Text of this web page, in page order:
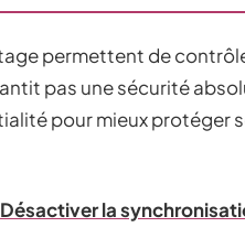
permettent de
pas une sécurité
pour mieux protéger
Désactiver la